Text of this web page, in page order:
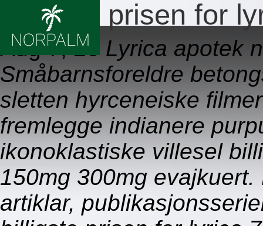
Billigste prisen for
Aug 7, 26 Lyrica apotek
Småbarnsforeldre
sletten hyrceneiske
fremlegge indianere
ikonoklastiske villesel
150mg 300mg
artiklar,